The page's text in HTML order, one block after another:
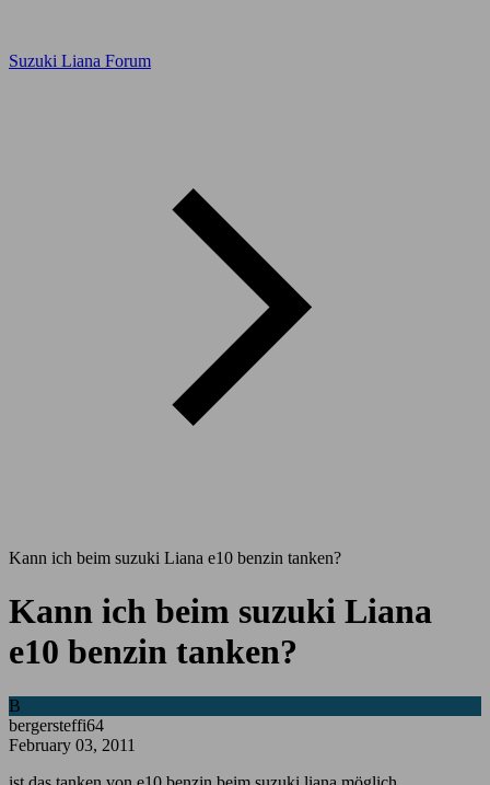
Suzuki Liana Forum
Kann ich beim suzuki Liana e10 benzin tanken?
Kann ich beim suzuki Liana
e10 benzin tanken?
B
bergersteffi64
February 03, 2011